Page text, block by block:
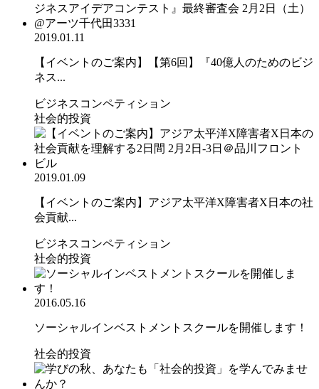
2019.01.11
【イベントのご案内】【第6回】『40億人のためのビジ
ネス...
ビジネスコンペティション
社会的投資
2019.01.09
【イベントのご案内】アジア太平洋X障害者X日本の社
会貢献...
ビジネスコンペティション
社会的投資
2016.05.16
ソーシャルインベストメントスクールを開催します！
社会的投資